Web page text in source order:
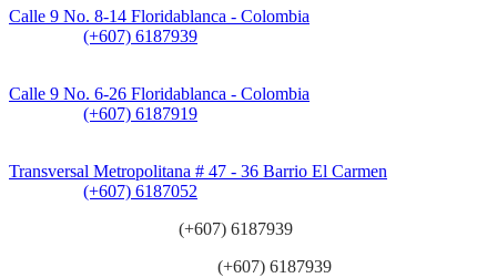
Calle 9 No. 8-14 Floridablanca - Colombia
(+607) 6187939
Calle 9 No. 6-26 Floridablanca - Colombia
(+607) 6187919
Transversal Metropolitana # 47 - 36 Barrio El Carmen
(+607) 6187052
(+607) 6187939
(+607) 6187939